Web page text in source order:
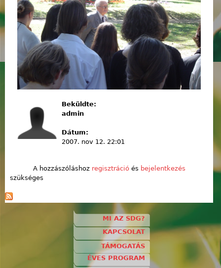
Beküldte:
admin
Dátum:
2007. nov 12. 22:01
A hozzászóláshoz regisztrációés bejelentkezés
szükséges
MI AZ SDG?
KAPCSOLAT
TÁMOGATÁS
ÉVES PROGRAM